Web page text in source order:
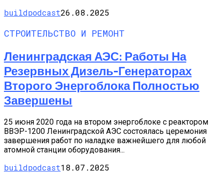
buildpodcast26.08.2025
СТРОИТЕЛЬСТВО И РЕМОНТ
Ленинградская АЭС: Работы На
Резервных Дизель-Генераторах
Второго Энергоблока Полностью
Завершены
25 июня 2020 года на втором энергоблоке с реактором
ВВЭР-1200 Ленинградской АЭС состоялась церемония
завершения работ по наладке важнейшего для любой
атомной станции оборудования...
buildpodcast18.07.2025